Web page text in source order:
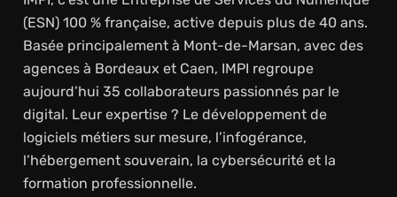
(ESN) 100 % française, active depuis plus de 40 ans.
Basée principalement à Mont-de-Marsan, avec des
agences à Bordeaux et Caen, IMPI regroupe
aujourd’hui 35 collaborateurs passionnés par le
digital. Leur expertise ? Le développement de
logiciels métiers sur mesure, l’infogérance,
l’hébergement souverain, la cybersécurité et la
formation professionnelle.